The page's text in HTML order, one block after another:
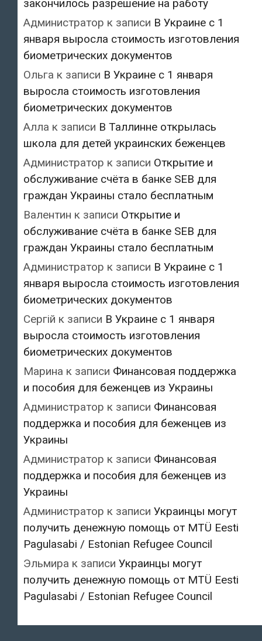
закончилось разрешение на работу
Администратор к записи В Украине с 1
января выросла стоимость изготовления
биометрических документов
Ольга к записи В Украине с 1 января
выросла стоимость изготовления
биометрических документов
Алла к записи В Таллинне открылась
школа для детей украинских беженцев
Администратор к записи Открытие и
обслуживание счёта в банке SEB для
граждан Украины стало бесплатным
Валентин к записи Открытие и
обслуживание счёта в банке SEB для
граждан Украины стало бесплатным
Администратор к записи В Украине с 1
января выросла стоимость изготовления
биометрических документов
Сергій к записи В Украине с 1 января
выросла стоимость изготовления
биометрических документов
Марина к записи Финансовая поддержка
и пособия для беженцев из Украины
Администратор к записи Финансовая
поддержка и пособия для беженцев из
Украины
Администратор к записи Финансовая
поддержка и пособия для беженцев из
Украины
Администратор к записи Украинцы могут
получить денежную помощь от MTÜ Eesti
Pagulasabi / Estonian Refugee Council
Эльмира к записи Украинцы могут
получить денежную помощь от MTÜ Eesti
Pagulasabi / Estonian Refugee Council